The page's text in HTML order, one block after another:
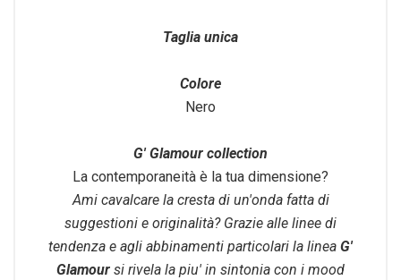
Taglia unica
Colore
Nero
G' Glamour collection
La contemporaneità è la tua dimensione?
Ami cavalcare la cresta di un'onda fatta di
suggestioni e originalità? Grazie alle linee di
tendenza e agli abbinamenti particolari la linea G'
Glamour si rivela la piu' in sintonia con i mood